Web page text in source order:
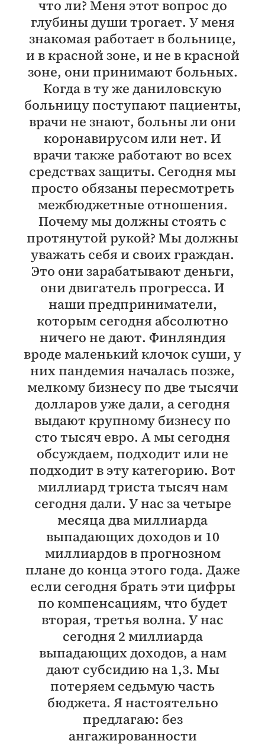
что ли? Меня этот вопрос до
глубины души трогает. У меня
знакомая работает в больнице,
и в красной зоне, и не в красной
зоне, они принимают больных.
Когда в ту же даниловскую
больницу поступают пациенты,
врачи не знают, больны ли они
коронавирусом или нет. И
врачи также работают во всех
средствах защиты. Сегодня мы
просто обязаны пересмотреть
межбюджетные отношения.
Почему мы должны стоять с
протянутой рукой? Мы должны
уважать себя и своих граждан.
Это они зарабатывают деньги,
они двигатель прогресса. И
наши предприниматели,
которым сегодня абсолютно
ничего не дают. Финляндия
вроде маленький клочок суши, у
них пандемия началась позже,
мелкому бизнесу по две тысячи
долларов уже дали, а сегодня
выдают крупному бизнесу по
сто тысяч евро. А мы сегодня
обсуждаем, подходит или не
подходит в эту категорию. Вот
миллиард триста тысяч нам
сегодня дали. У нас за четыре
месяца два миллиарда
выпадающих доходов и 10
миллиардов в прогнозном
плане до конца этого года. Даже
если сегодня брать эти цифры
по компенсациям, что будет
вторая, третья волна. У нас
сегодня 2 миллиарда
выпадающих доходов, а нам
дают субсидию на 1,3. Мы
потеряем седьмую часть
бюджета. Я настоятельно
предлагаю: без
ангажированности